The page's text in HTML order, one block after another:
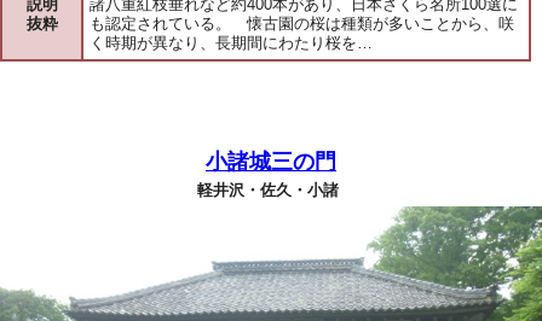
説明
抜粋
諸八重紅枝垂れなど約400本があり、日本さくら名所100選に
も認定されている。 懐古園の桜は種類が多いことから、咲
く時期が異なり、長期間にわたり桜を…
小諸城三の門
軽井沢・佐久・小諸